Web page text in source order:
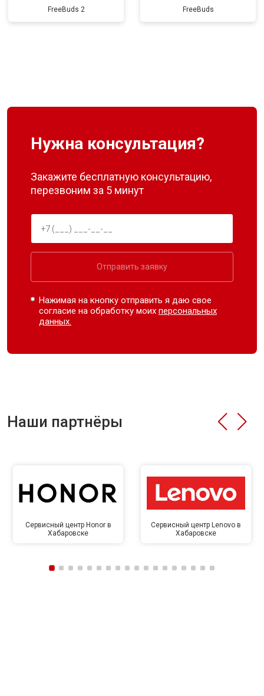
FreeBuds 2 FreeBuds
Нужна консультация?
Закажите бесплатную консультацию,
перезвоним за 5 минут
Отправить заявку
Нажимая на кнопку отправить я даю свое
согласие на обработку моихперсональных
данных.
Наши партнёры
Сервисный центр Honor в
Хабаровске
Сервисный центр Lenovo в
Хабаровске